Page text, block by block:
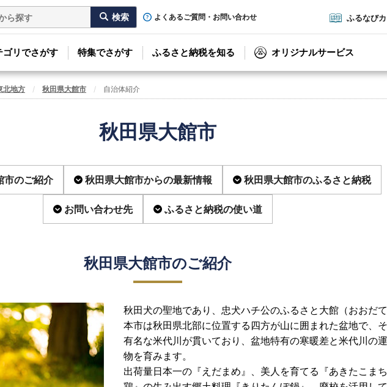
よくあるご質問・お問い合わせ ふるなび
ゴリでさがす 特集でさがす ふるさと納税を知る オリジナルサービス
北地方 秋田県大館市 自治体紹介
秋田県大館市
市のご紹介 秋田県大館市からの最新情報 秋田県大館市のふるさと納税
お問い合わせ先 ふるさと納税の使い道
秋田県大館市のご紹介
秋田犬の聖地であり、忠犬ハチ公のふるさと大館（おおだて
本市は秋田県北部に位置する四方が山に囲まれた盆地で、
有名な米代川が貫いており、盆地特有の寒暖差と米代川の
物を育みます。
出荷量日本一の『えだまめ』、美人を育てる『あきたこま